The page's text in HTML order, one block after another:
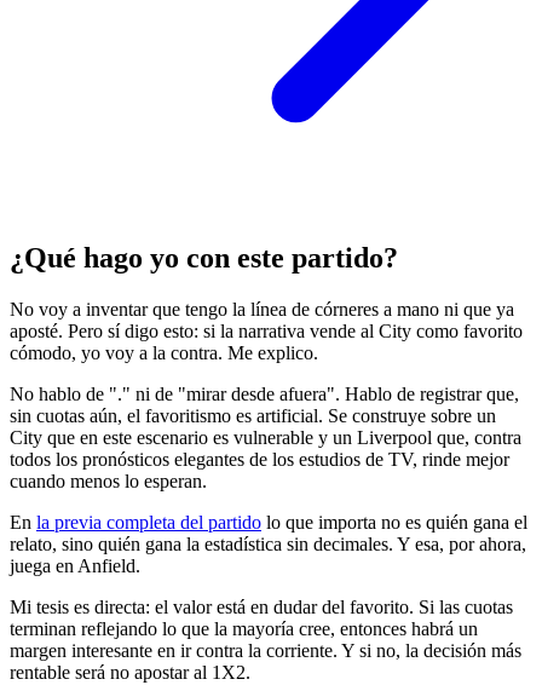
¿Qué hago yo con este partido?
No voy a inventar que tengo la línea de córneres a mano ni que ya
aposté. Pero sí digo esto: si la narrativa vende al City como favorito
cómodo, yo voy a la contra. Me explico.
No hablo de "." ni de "mirar desde afuera". Hablo de registrar que,
sin cuotas aún, el favoritismo es artificial. Se construye sobre un
City que en este escenario es vulnerable y un Liverpool que, contra
todos los pronósticos elegantes de los estudios de TV, rinde mejor
cuando menos lo esperan.
En la previa completa del partido lo que importa no es quién gana el
relato, sino quién gana la estadística sin decimales. Y esa, por ahora,
juega en Anfield.
Mi tesis es directa: el valor está en dudar del favorito. Si las cuotas
terminan reflejando lo que la mayoría cree, entonces habrá un
margen interesante en ir contra la corriente. Y si no, la decisión más
rentable será no apostar al 1X2.